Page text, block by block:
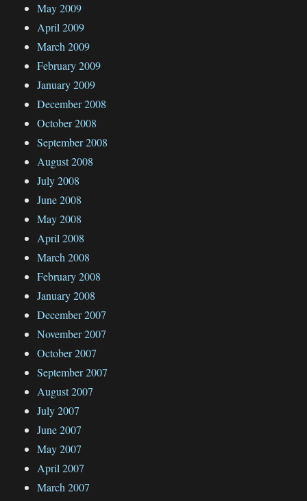
May 2009
April 2009
March 2009
February 2009
January 2009
December 2008
October 2008
September 2008
August 2008
July 2008
June 2008
May 2008
April 2008
March 2008
February 2008
January 2008
December 2007
November 2007
October 2007
September 2007
August 2007
July 2007
June 2007
May 2007
April 2007
March 2007